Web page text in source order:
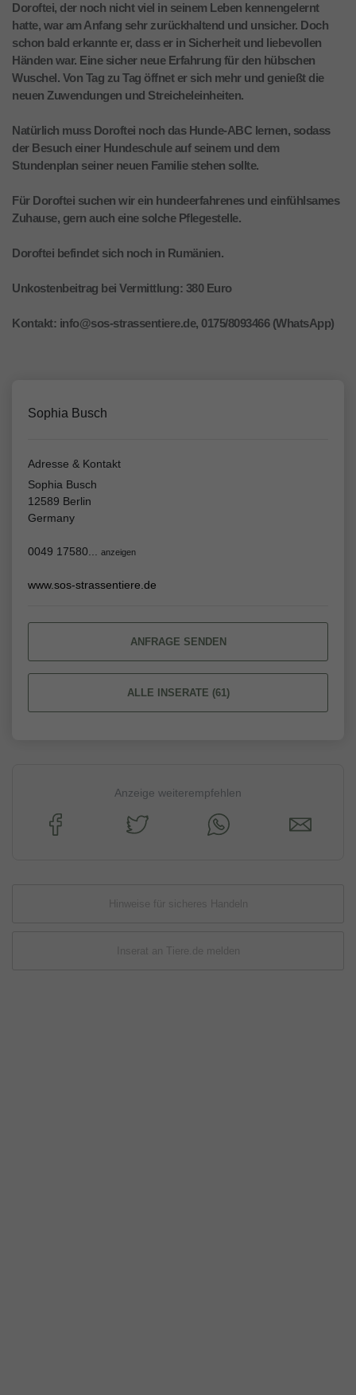
Doroftei, der noch nicht viel in seinem Leben kennengelernt
hatte, war am Anfang sehr zurückhaltend und unsicher. Doch
schon bald erkannte er, dass er in Sicherheit und liebevollen
Händen war. Eine sicher neue Erfahrung für den hübschen
Wuschel. Von Tag zu Tag öffnet er sich mehr und genießt die
neuen Zuwendungen und Streicheleinheiten.
Natürlich muss Doroftei noch das Hunde-ABC lernen, sodass
der Besuch einer Hundeschule auf seinem und dem
Stundenplan seiner neuen Familie stehen sollte.
Für Doroftei suchen wir ein hundeerfahrenes und einfühlsames
Zuhause, gern auch eine solche Pflegestelle.
Doroftei befindet sich noch in Rumänien.
Unkostenbeitrag bei Vermittlung: 380 Euro
Kontakt: info@sos-strassentiere.de, 0175/8093466 (WhatsApp)
Sophia Busch
Adresse & Kontakt
Sophia Busch
12589 Berlin
Germany
0049 17580... anzeigen
www.sos-strassentiere.de
ANFRAGE SENDEN
ALLE INSERATE (61)
Anzeige weiterempfehlen
Hinweise für sicheres Handeln
Inserat an Tiere.de melden